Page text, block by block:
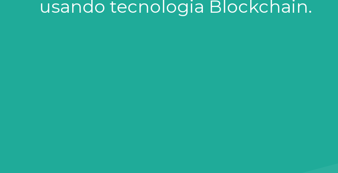
usando tecnologia Blockchain.